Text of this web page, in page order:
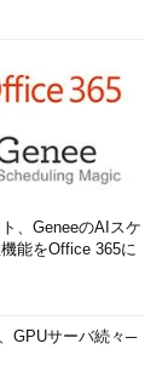
、GeneeのAIスケ
能をOffice 365に
GPUサーバ続々─